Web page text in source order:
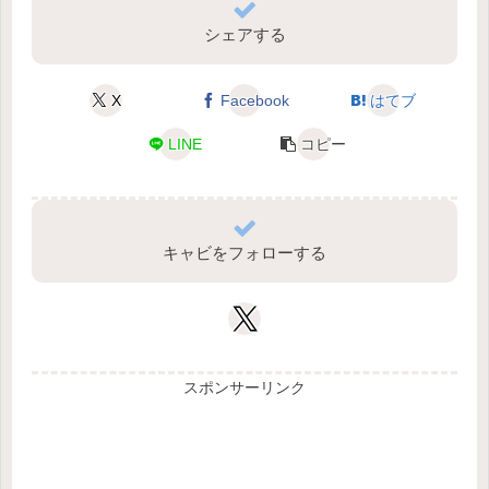
シェアする
X Facebook はてブ
LINE コピー
キャビをフォローする
スポンサーリンク